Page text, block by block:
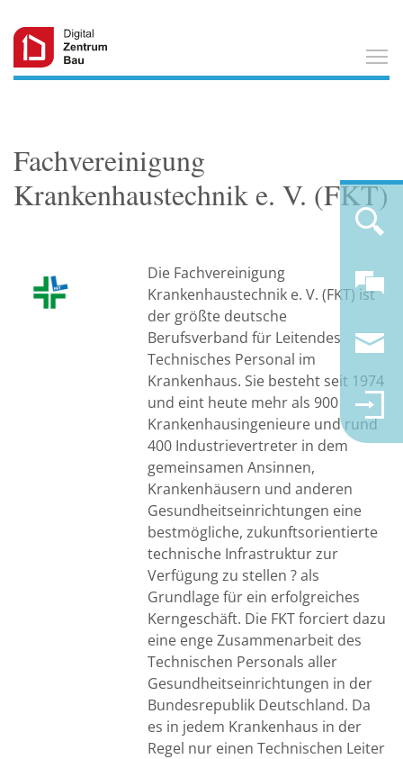
Fachvereinigung
Krankenhaustechnik e. V. (FKT)
Die Fachvereinigung
Krankenhaustechnik e. V. (FKT) ist
der größte deutsche
Berufsverband für Leitendes
Technisches Personal im
Krankenhaus. Sie besteht seit 1974
und eint heute mehr als 900
Krankenhausingenieure und rund
400 Industrievertreter in dem
gemeinsamen Ansinnen,
Krankenhäusern und anderen
Gesundheitseinrichtungen eine
bestmögliche, zukunftsorientierte
technische Infrastruktur zur
Verfügung zu stellen ? als
Grundlage für ein erfolgreiches
Kerngeschäft. Die FKT forciert dazu
eine enge Zusammenarbeit des
Technischen Personals aller
Gesundheitseinrichtungen in der
Bundesrepublik Deutschland. Da
es in jedem Krankenhaus in der
Regel nur einen Technischen Leiter